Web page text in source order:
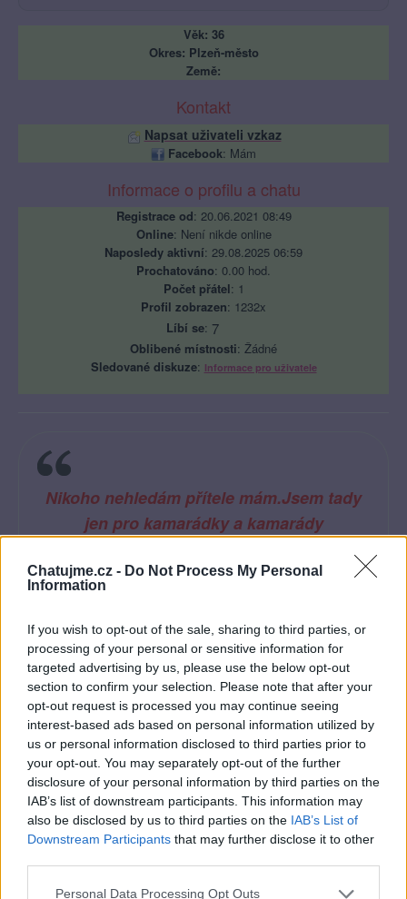
Chatujme.cz - Do Not Process My Personal
Information
If you wish to opt-out of the sale, sharing to third parties, or
processing of your personal or sensitive information for
targeted advertising by us, please use the below opt-out
section to confirm your selection. Please note that after your
opt-out request is processed you may continue seeing
interest-based ads based on personal information utilized by
us or personal information disclosed to third parties prior to
your opt-out. You may separately opt-out of the further
disclosure of your personal information by third parties on the
IAB’s list of downstream participants. This information may
also be disclosed by us to third parties on the IAB’s List of
Downstream Participants that may further disclose it to other
Personal Data Processing Opt Outs
Věk: 36
Okres: Plzeň-město
Země:
Kontakt
Napsat uživateli vzkaz
Facebook: Mám
Informace o profilu a chatu
Registrace od: 20.06.2021 08:49
Online: Není nikde online
Naposledy aktivní: 29.08.2025 06:59
Prochatováno: 0.00 hod.
Počet přátel: 1
Profil zobrazen: 1232x
Líbí se: 7
Oblibené místnosti: Žádné
Sledované diskuze: Informace pro uživatele
Nikoho nehledám přítele mám.Jsem tady
jen pro kamarádky a kamarády
Poslední 3 příspěvky na mé zdi
Dominik-S
(před 2 lety)
čauky kotě moje 😘😘 těším se na vás
obě 🌹🌹🐱🌹